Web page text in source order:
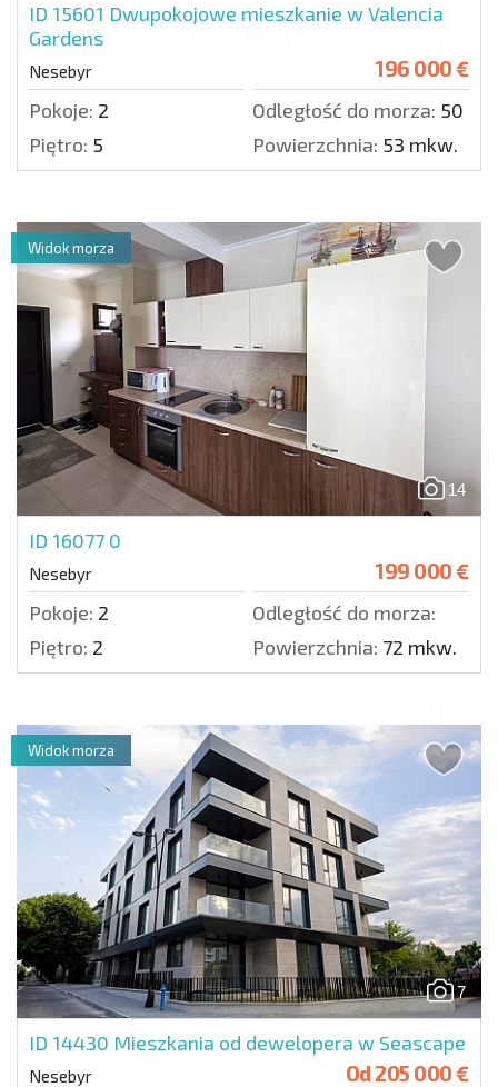
ID 15601 Dwupokojowe mieszkanie w Valencia
Gardens
Nesebyr 196 000 €
Pokoje: 2 Odległość do morza: 50 m.
Piętro: 5 Powierzchnia: 53 mkw.
14
ID 16077 0
Nesebyr 199 000 €
Pokoje: 2
Odległość do morza:
Piętro: 2 Powierzchnia: 72 mkw.
Widok morza
7
ID 14430 Mieszkania od dewelopera w Seascape
Nesebyr Od 205 000 €
Widok morza